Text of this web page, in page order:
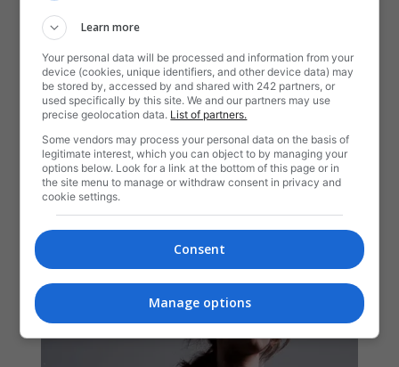
Learn more
Your personal data will be processed and information from your
device (cookies, unique identifiers, and other device data) may
be stored by, accessed by and shared with 242 partners, or
used specifically by this site. We and our partners may use
precise geolocation data. List of partners.
Some vendors may process your personal data on the basis of
legitimate interest, which you can object to by managing your
options below. Look for a link at the bottom of this page or in
the site menu to manage or withdraw consent in privacy and
cookie settings.
Consent
Manage options